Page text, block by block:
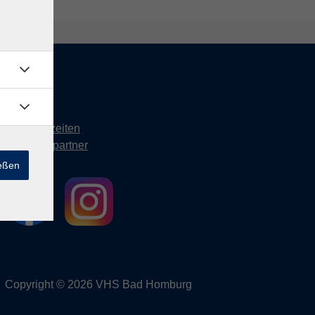
Kontakt
Öffnungszeiten
Ansprechpartner
Copyright © 2026 VHS Bad Homburg